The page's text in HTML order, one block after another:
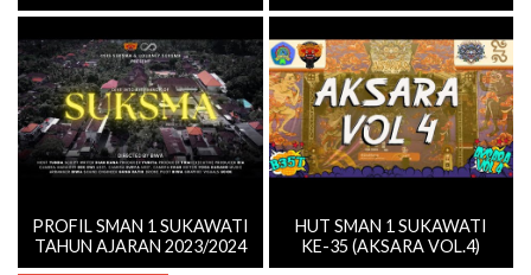
PROFIL SMAN 1 SUKAWATI
TAHUN AJARAN 2023/2024
HUT SMAN 1 SUKAWATI
KE-35 (AKSARA VOL.4)